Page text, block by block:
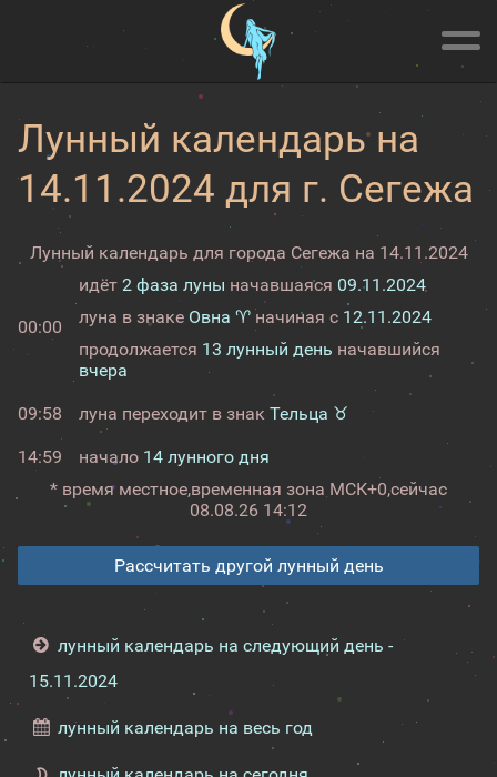
Лунный календарь на
14.11.2024 для г. Сегежа
Лунный календарь для города Сегежа на 14.11.2024
00:00
идёт 2 фаза луны начавшаяся 09.11.2024
луна в знаке Овна ♈ начиная с 12.11.2024
продолжается 13 лунный день начавшийся
вчера
09:58 луна переходит в знак Тельца ♉
14:59 начало 14 лунного дня
* время местное,временная зона МСК+0,сейчас
08.08.26 14:12
Рассчитать другой лунный день
лунный календарь на следующий день -
15.11.2024
лунный календарь на весь год